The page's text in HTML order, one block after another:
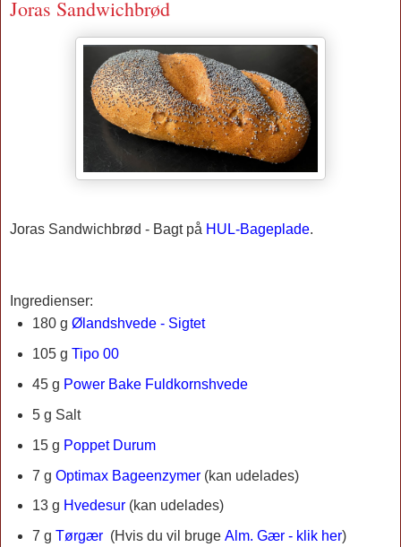
Joras Sandwichbrød
Joras Sandwichbrød - Bagt på HUL-Bageplade.
Ingredienser:
180 g Ølandshvede - Sigtet
105 g Tipo 00
45 g Power Bake Fuldkornshvede
5 g Salt
15 g Poppet Durum
7 g Optimax Bageenzymer(kan udelades)
13 g Hvedesur(kan udelades)
7 g Tørgær (Hvis du vil bruge Alm. Gær - klik her)